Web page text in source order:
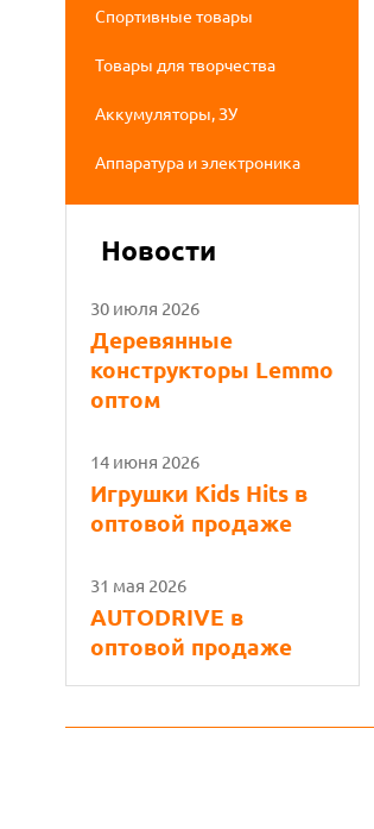
Спортивные товары
Товары для творчества
Аккумуляторы, ЗУ
Аппаратура и электроника
Новости
30 июля 2026
Деревянные
конструкторы Lemmo
оптом
14 июня 2026
Игрушки Kids Hits в
оптовой продаже
31 мая 2026
AUTODRIVE в
оптовой продаже